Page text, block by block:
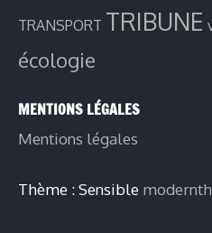
TRANSPORT TRIBUNE
écologie
MENTIONS LÉGALES
Mentions légales
Thème : Sensible